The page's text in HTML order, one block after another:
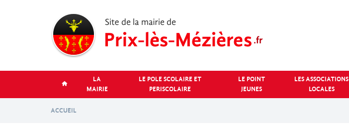
LA
MAIRIE
LE POLE SCOLAIRE ET
PERISCOLAIRE
LE POINT
JEUNES
LES ASSOCIATIONS
LOCALES
ACCUEIL